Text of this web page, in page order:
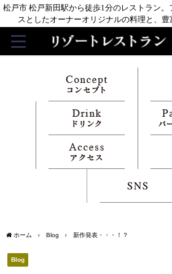
松戸市 松戸新田駅から徒歩1分のレストラン
スとしたオーナーオリジナルの料理と、豊
ホーム Blog 新作発表・・・！？
Blog